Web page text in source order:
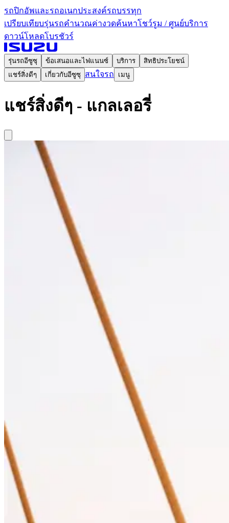
รถปิกอัพและรถอเนกประสงค์รถบรรทุก
เปรียบเทียบรุ่นรถคำนวณค่างวดค้นหาโชว์รูม / ศูนย์บริการ
ดาวน์โหลดโบรชัวร์
รุ่นรถอีซูซุ ข้อเสนอและไฟแนนซ์ บริการ
สิทธิประโยชน์
แชร์สิ่งดีๆ
เกี่ยวกับอีซูซุ สนใจรถ เมนู
แชร์สิ่งดีๆ - แกลเลอรี่